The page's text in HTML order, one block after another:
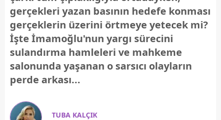
gerçekleri yazan basının hedefe konması
gerçeklerin üzerini örtmeye yetecek mi?
İşte İmamoğlu'nun yargı sürecini
sulandırma hamleleri ve mahkeme
salonunda yaşanan o sarsıcı olayların
perde arkası...
TUBA KALÇIK